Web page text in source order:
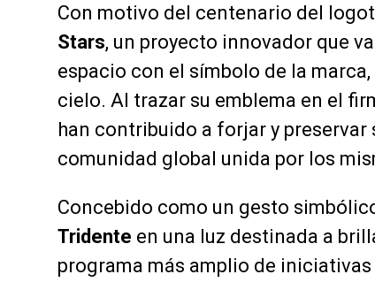
Con motivo del centenario del
Stars, un proyecto innovador que
espacio con el símbolo de la
cielo. Al trazar su emblema en el
han contribuido a forjar y preservar
comunidad global unida por los
Concebido como un gesto
Tridente en una luz destinada a
programa más amplio de